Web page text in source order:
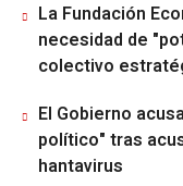
La Fundación
necesidad de
colectivo
El Gobierno
político" tras
hantavirus